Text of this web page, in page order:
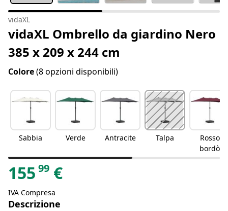
vidaXL
vidaXL Ombrello da giardino Nero
385 x 209 x 244 cm
Colore(8 opzioni disponibili)
Sabbia Verde Antracite Talpa
Rosso
bordò
155 99 €
IVA Compresa
Descrizione